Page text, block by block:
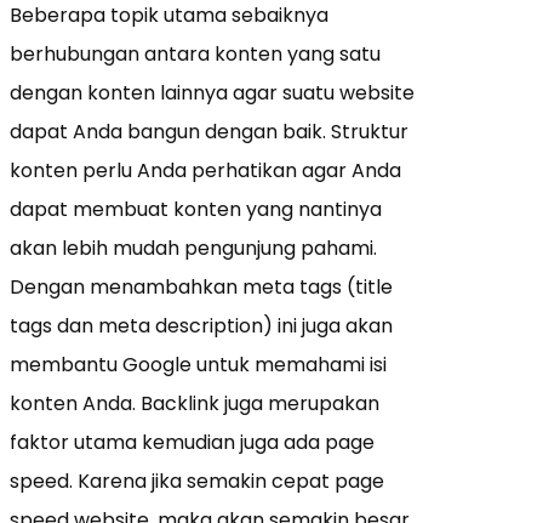
Beberapa topik utama sebaiknya
berhubungan antara konten yang satu
dengan konten lainnya agar suatu website
dapat Anda bangun dengan baik. Struktur
konten perlu Anda perhatikan agar Anda
dapat membuat konten yang nantinya
akan lebih mudah pengunjung pahami.
Dengan menambahkan meta tags (title
tags dan meta description) ini juga akan
membantu Google untuk memahami isi
konten Anda. Backlink juga merupakan
faktor utama kemudian juga ada page
speed. Karena jika semakin cepat page